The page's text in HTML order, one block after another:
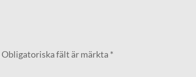
Obligatoriska fält är märkta *